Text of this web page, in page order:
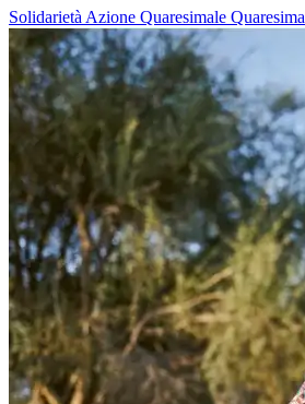
Solidarietà Azione Quaresimale Quaresima